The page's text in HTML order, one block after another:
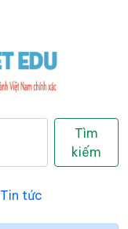
Tìm
kiếm
Tin tức